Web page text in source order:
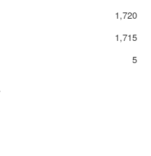
1,720
1,715
5